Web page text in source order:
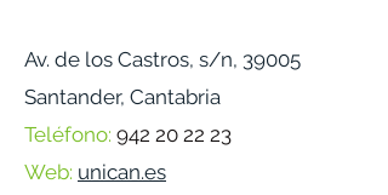
Av. de los Castros, s/n, 39005
Santander, Cantabria
Teléfono: 942 20 22 23
Web: unican.es